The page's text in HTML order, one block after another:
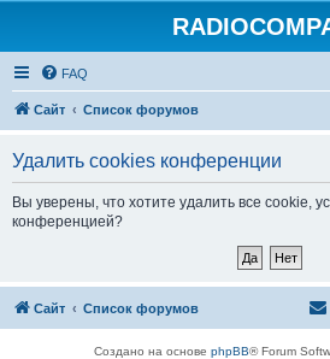
FAQ
Сайт Список форумов
Удалить cookies конференции
Вы уверены, что хотите удалить все cookie,
конференцией?
Сайт Список форумов
Создано на основе phpBB® Forum